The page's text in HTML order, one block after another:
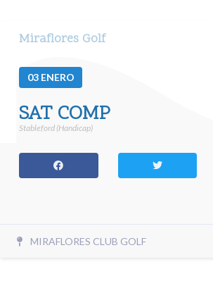
Miraflores Golf
03 ENERO
SAT COMP
Stableford (Handicap)
MIRAFLORES CLUB GOLF